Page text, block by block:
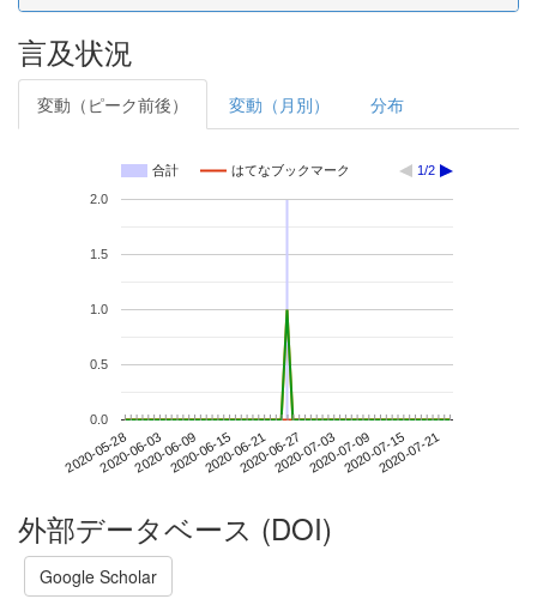
言及状況
変動（ピーク前後） 変動（月別） 分布
合計 はてなブックマーク 1/2
2020-05-282020-06-032020-06-092020-06-152020-06-212020-06-272020-07-032020-07-092020-07-152020-07-21
0.0
0.5
1.0
1.5
2.0
外部データベース (DOI)
Google Scholar